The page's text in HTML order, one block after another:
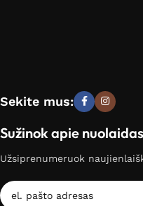
Sekite mus:
Sužinok apie
Užsiprenumeruok